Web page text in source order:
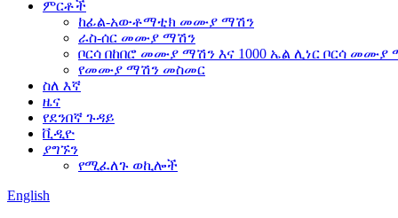
ምርቶች
ከፊል-አውቶማቲክ መሙያ ማሽን
ራስ-ሰር መሙያ ማሽን
ቦርሳ በከበሮ መሙያ ማሽን እና 1000 ኤል ሊነር ቦርሳ መሙያ
የመሙያ ማሽን መስመር
ስለ እኛ
ዜና
የደንበኛ ጉዳይ
ቪዲዮ
ያግኙን
የሚፈለጉ ወኪሎች
English